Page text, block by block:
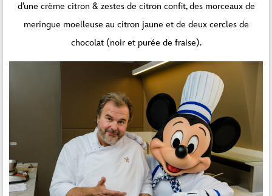
d’une crème citron & zestes de citron confit, des morceaux de
meringue moelleuse au citron jaune et de deux cercles de
chocolat (noir et purée de fraise).